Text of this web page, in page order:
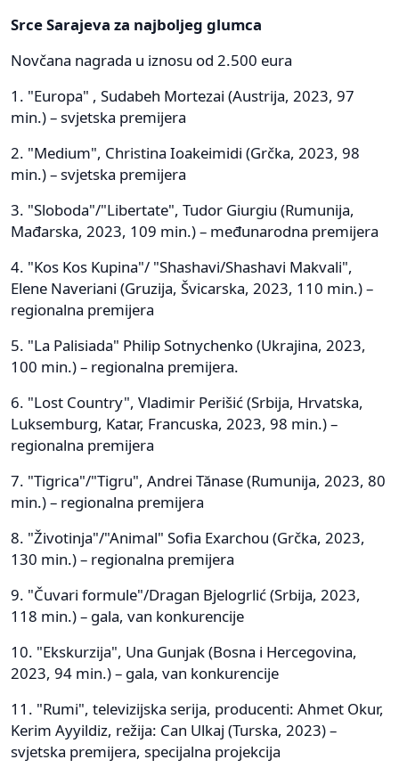
Srce Sarajeva za najboljeg glumca
Novčana nagrada u iznosu od 2.500 eura
1. "Europa" , Sudabeh Mortezai (Austrija, 2023, 97
min.) – svjetska premijera
2. "Medium", Christina Ioakeimidi (Grčka, 2023, 98
min.) – svjetska premijera
3. "Sloboda"/"Libertate", Tudor Giurgiu (Rumunija,
Mađarska, 2023, 109 min.) – međunarodna premijera
4. "Kos Kos Kupina"/ "Shashavi/Shashavi Makvali",
Elene Naveriani (Gruzija, Švicarska, 2023, 110 min.) –
regionalna premijera
5. "La Palisiada" Philip Sotnychenko (Ukrajina, 2023,
100 min.) – regionalna premijera.
6. "Lost Country", Vladimir Perišić (Srbija, Hrvatska,
Luksemburg, Katar, Francuska, 2023, 98 min.) –
regionalna premijera
7. "Tigrica"/"Tigru", Andrei Tănase (Rumunija, 2023, 80
min.) – regionalna premijera
8. "Životinja"/"Animal" Sofia Exarchou (Grčka, 2023,
130 min.) – regionalna premijera
9. "Čuvari formule"/Dragan Bjelogrlić (Srbija, 2023,
118 min.) – gala, van konkurencije
10. "Ekskurzija", Una Gunjak (Bosna i Hercegovina,
2023, 94 min.) – gala, van konkurencije
11. "Rumi", televizijska serija, producenti: Ahmet Okur,
Kerim Ayyildiz, režija: Can Ulkaj (Turska, 2023) –
svjetska premijera, specijalna projekcija